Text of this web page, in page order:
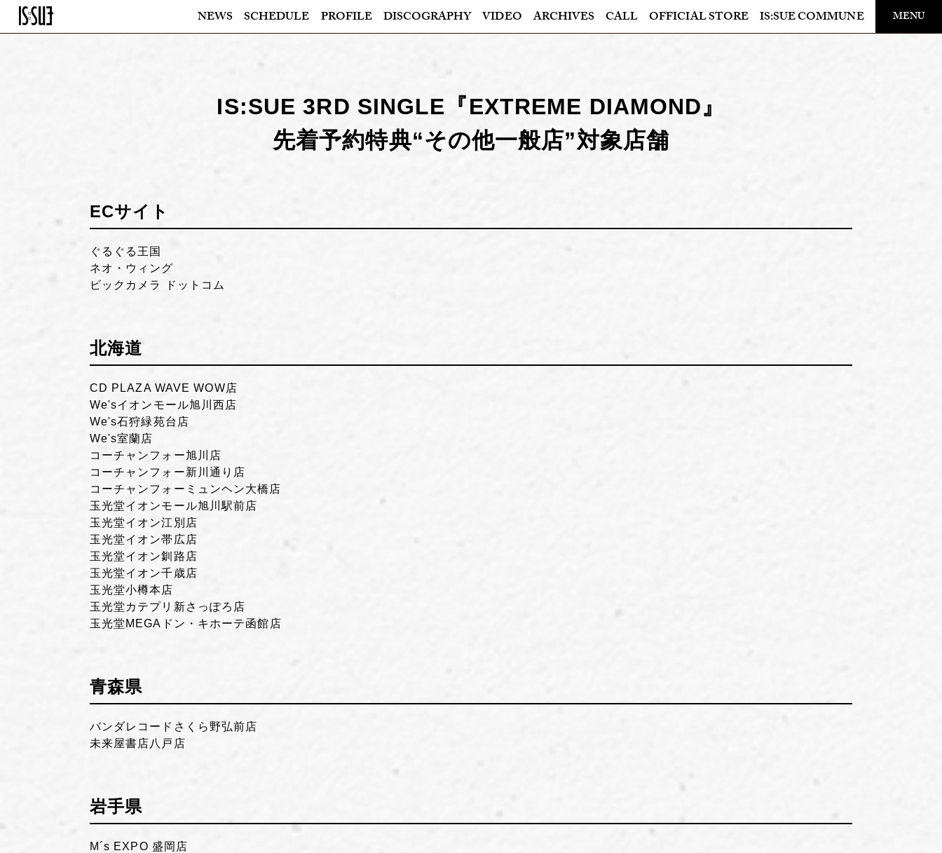
NEWS SCHEDULE PROFILE DISCOGRAPHY VIDEO ARCHIVES CALL OFFICIAL STORE IS:SUE COMMUNE MENU
IS:SUE 3RD SINGLE『EXTREME DIAMOND』
先着予約特典“その他一般店”対象店舗
ECサイト
ぐるぐる王国
ネオ・ウィング
ビックカメラ ドットコム
北海道
CD PLAZA WAVE WOW店
We'sイオンモール旭川西店
We's石狩緑苑台店
We's室蘭店
コーチャンフォー旭川店
コーチャンフォー新川通り店
コーチャンフォーミュンヘン大橋店
玉光堂イオンモール旭川駅前店
玉光堂イオン江別店
玉光堂イオン帯広店
玉光堂イオン釧路店
玉光堂イオン千歳店
玉光堂小樽本店
玉光堂カテプリ新さっぽろ店
玉光堂MEGAドン・キホーテ函館店
青森県
バンダレコードさくら野弘前店
未来屋書店八戸店
岩手県
M´s EXPO 盛岡店